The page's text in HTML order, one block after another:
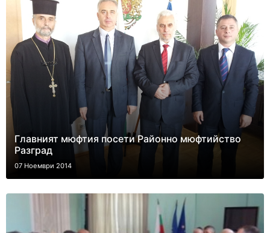
Главният мюфтия посети Районно мюфтийство
Разград
07 Ноември 2014